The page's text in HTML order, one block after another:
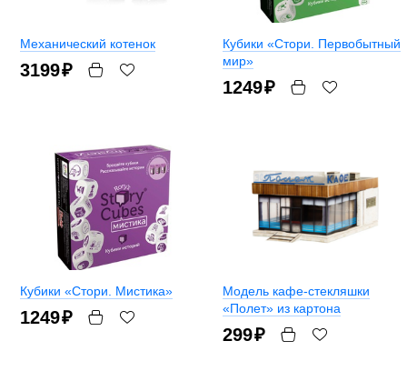
Механический котенок
3199₽
Кубики «Стори. Первобытный
мир»
1249₽
Кубики «Стори. Мистика»
1249₽
Модель кафе-стекляшки
«Полет» из картона
299₽